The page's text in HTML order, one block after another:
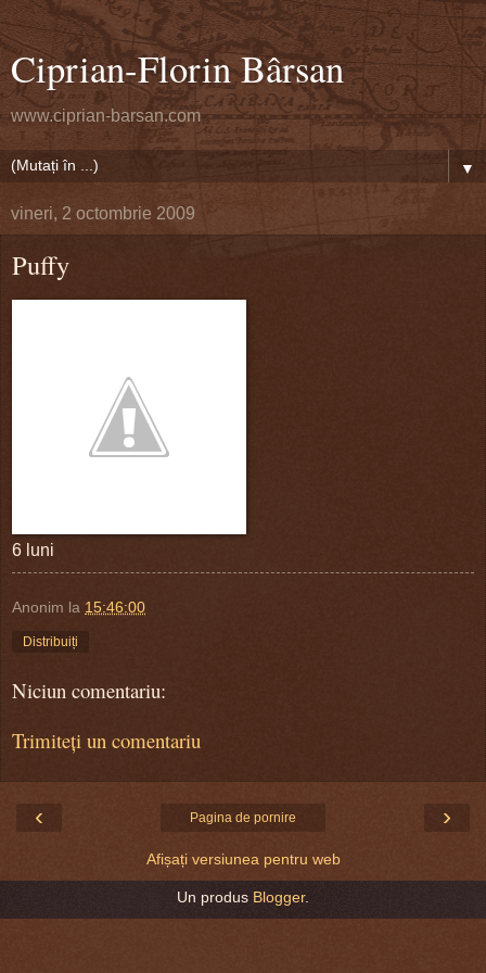
Ciprian-Florin Bârsan
www.ciprian-barsan.com
▼
vineri, 2 octombrie 2009
Puffy
6 luni
Anonim la 15:46:00
Distribuiți
Niciun comentariu:
Trimiteți un comentariu
‹ ›
Pagina de pornire
Afișați versiunea pentru web
Un produs Blogger.